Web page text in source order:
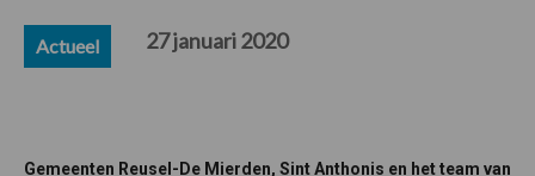
Actueel 27 januari 2020
Gemeenten Reusel-De Mierden, Sint Anthonis en het team van